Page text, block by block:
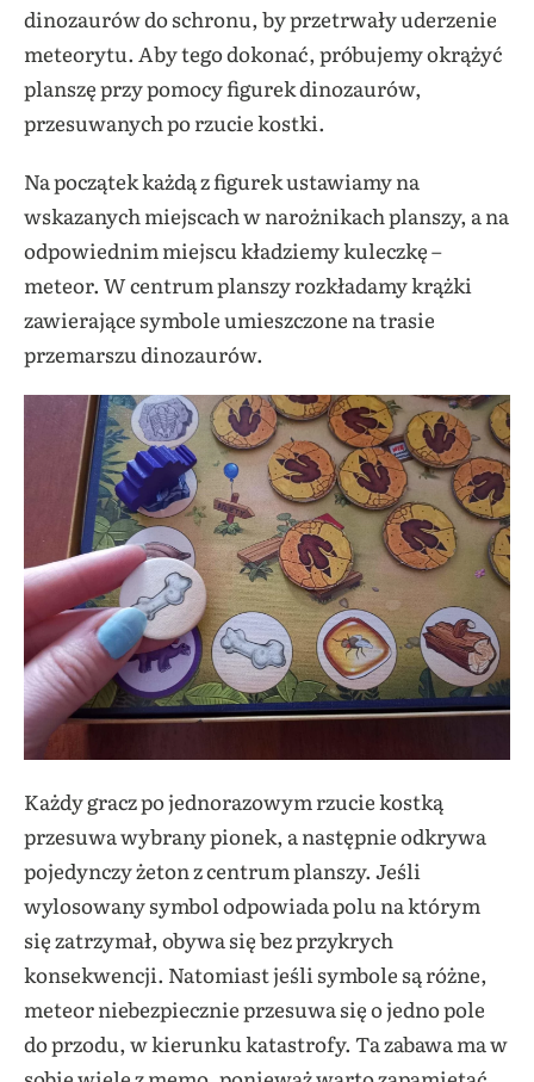
dinozaurów do schronu, by przetrwały uderzenie
meteorytu. Aby tego dokonać, próbujemy okrążyć
planszę przy pomocy figurek dinozaurów,
przesuwanych po rzucie kostki.
Na początek każdą z figurek ustawiamy na
wskazanych miejscach w narożnikach planszy, a na
odpowiednim miejscu kładziemy kuleczkę –
meteor. W centrum planszy rozkładamy krążki
zawierające symbole umieszczone na trasie
przemarszu dinozaurów.
Każdy gracz po jednorazowym rzucie kostką
przesuwa wybrany pionek, a następnie odkrywa
pojedynczy żeton z centrum planszy. Jeśli
wylosowany symbol odpowiada polu na którym
się zatrzymał, obywa się bez przykrych
konsekwencji. Natomiast jeśli symbole są różne,
meteor niebezpiecznie przesuwa się o jedno pole
do przodu, w kierunku katastrofy. Ta zabawa ma w